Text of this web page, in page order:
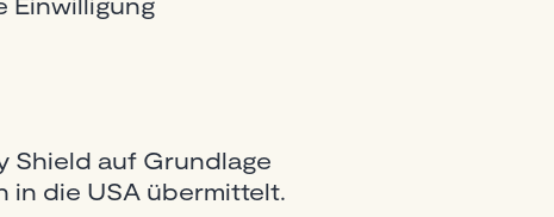
Shield auf Grundlage
in die USA übermittelt.